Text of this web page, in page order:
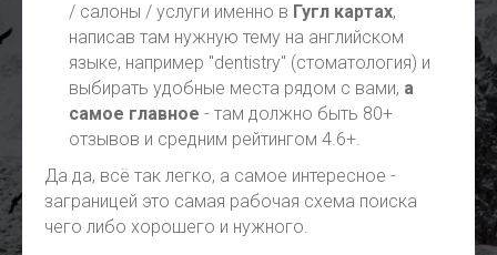
/ салоны / услуги именно в Гугл картах,
написав там нужную тему на английском
языке, например "dentistry" (стоматология) и
выбирать удобные места рядом с вами, а
самое главное - там должно быть 80+
отзывов и средним рейтингом 4.6+.
Да да, всё так легко, а самое интересное -
заграницей это самая рабочая схема поиска
чего либо хорошего и нужного.